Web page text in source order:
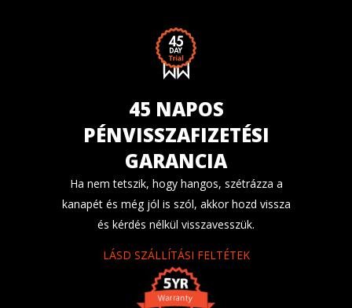
45 NAPOS
PÉNVISSZAFIZETÉSI
GARANCIA
Ha nem tetszik, hogy hangos, szétrázza a
kanapét és még jól is szól, akkor hozd vissza
és kérdés nélkül visszavesszük.
LÁSD SZÁLLÍTÁSI FELTÉTEK